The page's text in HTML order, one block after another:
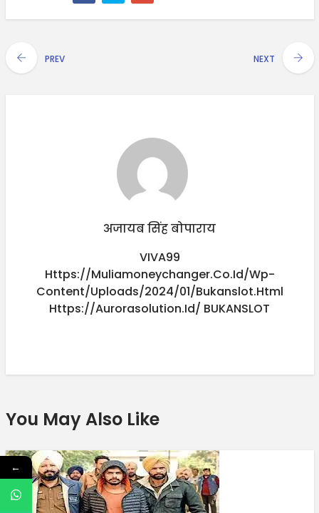
PREV NEXT
अजायब सिंह बोपाराय
VIVA99
Https://muliamoneychanger.co.id/wp-
Content/uploads/2024/01/bukanslot.html
Https://aurorasolution.id/ BUKANSLOT
You May Also Like
←